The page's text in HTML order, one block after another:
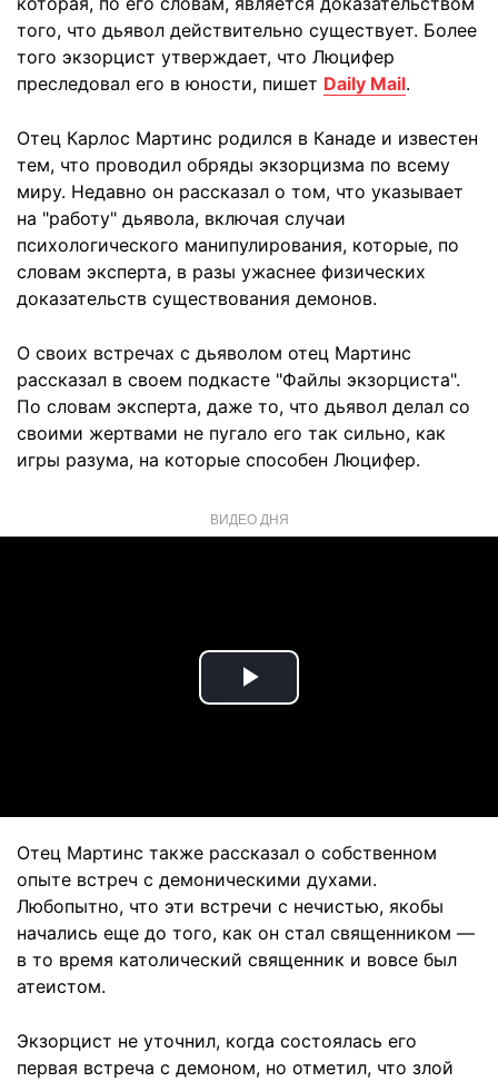
того, что дьявол действительно существует. Более
того экзорцист утверждает, что Люцифер
преследовал его в юности, пишет Daily Mail.
Отец Карлос Мартинс родился в Канаде и известен
тем, что проводил обряды экзорцизма по всему
миру. Недавно он рассказал о том, что указывает
на "работу" дьявола, включая случаи
психологического манипулирования, которые, по
словам эксперта, в разы ужаснее физических
доказательств существования демонов.
О своих встречах с дьяволом отец Мартинс
рассказал в своем подкасте "Файлы экзорциста".
По словам эксперта, даже то, что дьявол делал со
своими жертвами не пугало его так сильно, как
игры разума, на которые способен Люцифер.
ВИДЕО ДНЯ
Play
Отец Мартинс также рассказал о собственном
опыте встреч с демоническими духами.
Любопытно, что эти встречи с нечистью, якобы
начались еще до того, как он стал священником —
в то время католический священник и вовсе был
атеистом.
Экзорцист не уточнил, когда состоялась его
первая встреча с демоном, но отметил, что злой